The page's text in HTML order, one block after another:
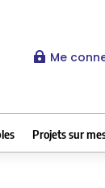
 Me
Projets sur